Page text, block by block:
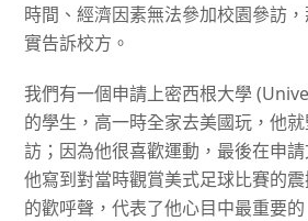
時間、經濟因素無法參加校園參訪
實告訴校方。
我們有一個申請上密西根大學
的學生，高一時全家去美國玩，他
訪；因為他很喜歡運動，最後在申
他寫到對當時觀賞美式足球比賽的
的歡呼聲，代表了他心目中最重要